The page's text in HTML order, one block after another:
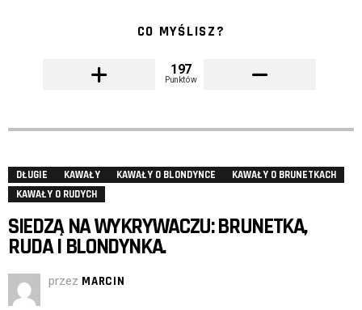
CO MYŚLISZ?
197
Punktów
DŁUGIE KAWAŁY KAWAŁY O BLONDYNCE
KAWAŁY O BRUNETKACH
KAWAŁY O RUDYCH
SIEDZĄ NA WYKRYWACZU: BRUNETKA,
RUDA I BLONDYNKA.
przez MARCIN